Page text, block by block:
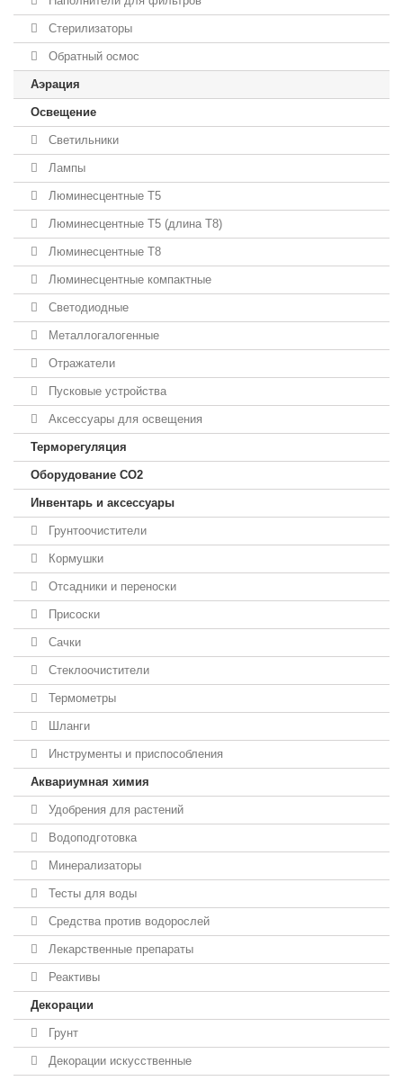
Стерилизаторы
Обратный осмос
Аэрация
Освещение
Светильники
Лампы
Люминесцентные T5
Люминесцентные T5 (длина T8)
Люминесцентные T8
Люминесцентные компактные
Светодиодные
Металлогалогенные
Отражатели
Пусковые устройства
Аксессуары для освещения
Терморегуляция
Оборудование CO2
Инвентарь и аксессуары
Грунтоочистители
Кормушки
Отсадники и переноски
Присоски
Сачки
Стеклоочистители
Термометры
Шланги
Инструменты и приспособления
Аквариумная химия
Удобрения для растений
Водоподготовка
Минерализаторы
Тесты для воды
Средства против водорослей
Лекарственные препараты
Реактивы
Декорации
Грунт
Декорации искусственные